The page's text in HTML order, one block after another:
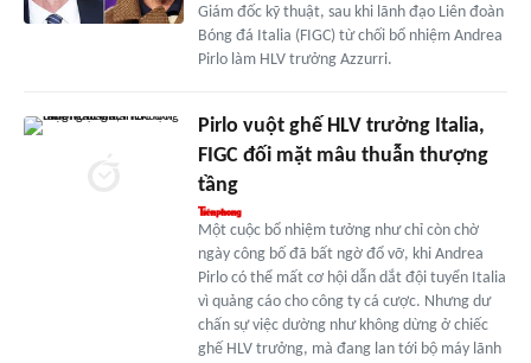
Giám đốc kỹ thuật, sau khi lãnh đạo Liên đoàn
Bóng đá Italia (FIGC) từ chối bổ nhiệm Andrea
Pirlo làm HLV trưởng Azzurri.
Pirlo vuột ghế HLV trưởng Italia,
FIGC đối mặt mâu thuẫn thượng
tầng
Một cuộc bổ nhiệm tưởng như chỉ còn chờ
ngày công bố đã bất ngờ đổ vỡ, khi Andrea
Pirlo có thể mất cơ hội dẫn dắt đội tuyển Italia
vì quảng cáo cho công ty cá cược. Nhưng dư
chấn sự việc dường như không dừng ở chiếc
ghế HLV trưởng, mà đang lan tới bộ máy lãnh